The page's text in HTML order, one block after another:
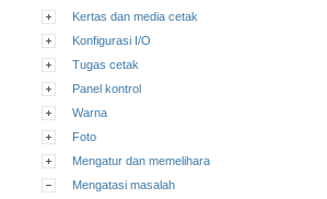
Kertas dan media cetak
Konfigurasi I/O
Tugas cetak
Panel kontrol
Warna
Foto
Mengatur dan memelihara
Mengatasi masalah